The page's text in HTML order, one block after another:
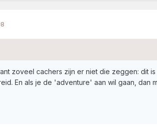
zoveel cachers zijn er niet die zeggen: dit
En als je de 'adventure' aan wil gaan, dan